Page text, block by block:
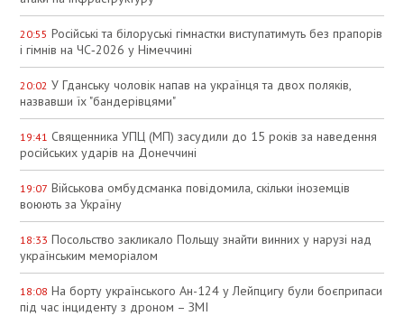
20:55 Російські та білоруські гімнастки виступатимуть без прапорів
і гімнів на ЧС‑2026 у Німеччині
20:02 У Гданську чоловік напав на українця та двох поляків,
назвавши їх "бандерівцями"
19:41 Священника УПЦ (МП) засудили до 15 років за наведення
російських ударів на Донеччині
19:07 Військова омбудсманка повідомила, скільки іноземців
воюють за Україну
18:33 Посольство закликало Польщу знайти винних у нарузі над
українським меморіалом
18:08 На борту українського Ан-124 у Лейпцигу були боєприпаси
під час інциденту з дроном – ЗМІ